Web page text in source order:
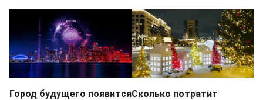
Город будущего появитсяСколько потратит